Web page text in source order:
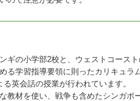
ギの小学部2校と、ウェストコース
る学習指導要領に則ったカリキュラ
英会話の授業が行われています。
教材を使い、戦争も含めたシンガポ